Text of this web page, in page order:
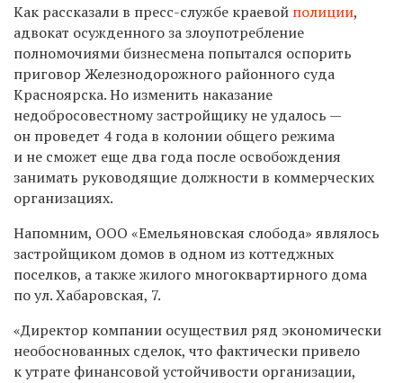
Как рассказали в пресс-службе краевой полиции,
адвокат осужденного за злоупотребление
полномочиями бизнесмена попытался оспорить
приговор Железнодорожного районного суда
Красноярска. Но изменить наказание
недобросовестному застройщику не удалось —
он проведет 4 года в колонии общего режима
и не сможет еще два года после освобождения
занимать руководящие должности в коммерческих
организациях.
Напомним, ООО «Емельяновская слобода» являлось
застройщиком домов в одном из коттеджных
поселков, а также жилого многоквартирного дома
по ул. Хабаровская, 7.
«Директор компании осуществил ряд экономически
необоснованных сделок, что фактически привело
к утрате финансовой устойчивости организации,